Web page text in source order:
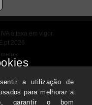
à taxa em vigor.
2026